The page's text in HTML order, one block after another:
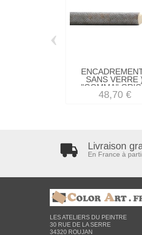
SANS VERRE
"GOMMA"
48,70 €
‹
Livraison
En France à
LES ATELIERS DU PEINTRE
30 RUE DE LA SERRE
34320 ROUJAN